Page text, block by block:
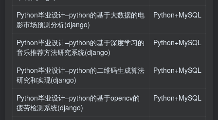
Python毕业设计–python的基于大数据的电
影市场预测分析(django)
Python+MySQL
Python毕业设计–python的基于深度学习的
音乐推荐方法研究系统(django)
Python+MySQL
Python毕业设计–python的二维码生成算法
研究和实现(django)
Python+MySQL
Python毕业设计–python的基于opencv的
疲劳检测系统(django)
Python+MySQL